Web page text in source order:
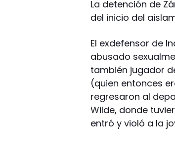
La detención de
del inicio del
El exdefensor de
abusado
también jugador
(quien entonces
regresaron al
Wilde, donde
entró y violó a la